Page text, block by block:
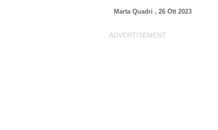
Marta Quadri , 26 Ott 2023